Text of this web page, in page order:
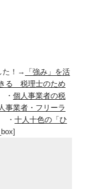
た！→
「強み」を活
る 税理士のため
・ 個人事業者の税
事業者・フリーラ
十人十色の「ひ